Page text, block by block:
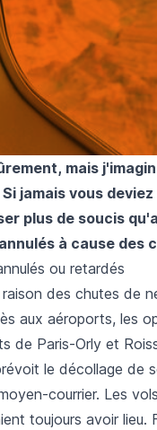
mais
jamais vous
plus de soucis
à cause des
ou retardés
des chutes de
aux aéroports, les
de Paris-Orly et
le décollage de
courrier. Les
toujours avoir